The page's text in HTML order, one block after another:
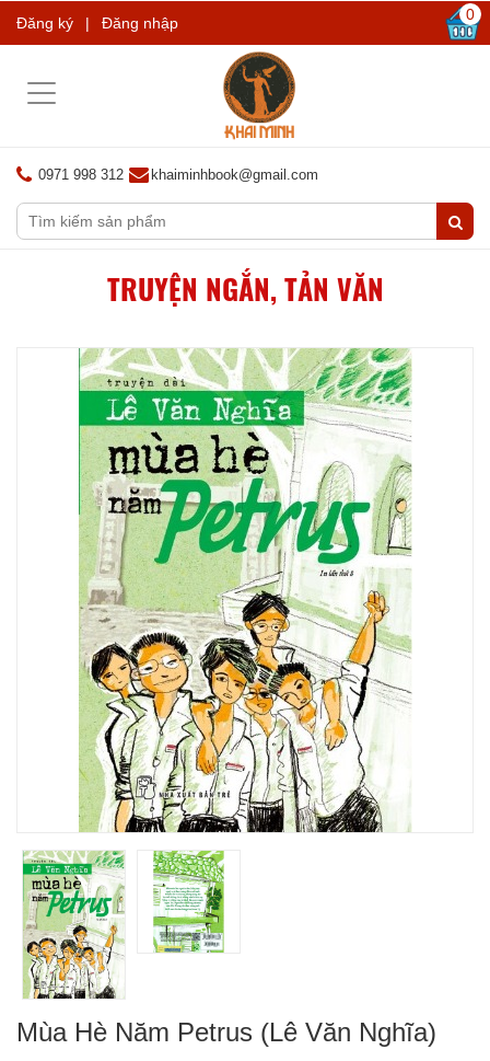
Đăng ký | Đăng nhập 0
Toggle
0971 998 312 khaiminhbook@gmail.com
TRUYỆN NGẮN, TẢN VĂN
Mùa Hè Năm Petrus (Lê Văn Nghĩa)